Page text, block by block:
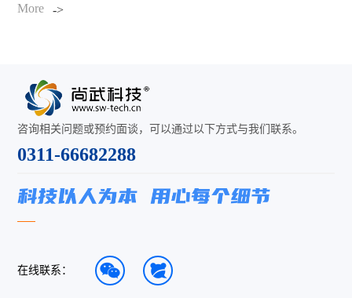
More
咨询相关问题或预约面谈，可以通过以下方式与我们联系。
0311-66682288
在线联系：